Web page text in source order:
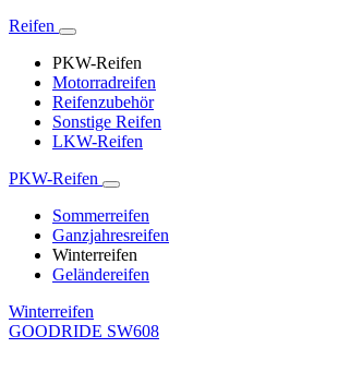
Reifen
PKW-Reifen
Motorradreifen
Reifenzubehör
Sonstige Reifen
LKW-Reifen
PKW-Reifen
Sommerreifen
Ganzjahresreifen
Winterreifen
Geländereifen
Winterreifen
GOODRIDE SW608